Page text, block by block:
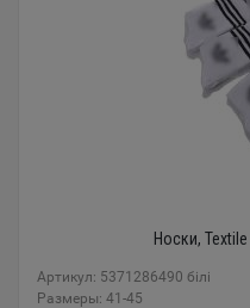
Носки,
Артикул: 5371286490 білі
Размеры: 41-45